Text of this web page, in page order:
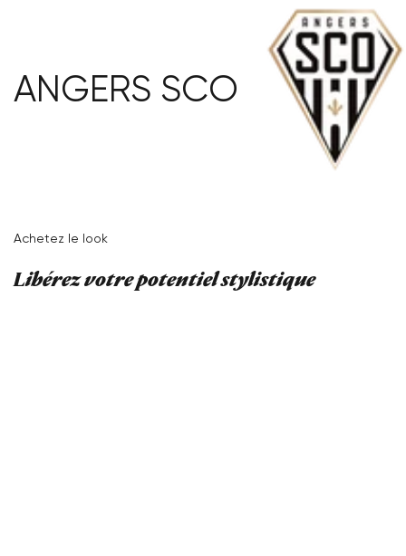
ANGERS SCO
Achetez le look
Libérez votre potentiel stylistique